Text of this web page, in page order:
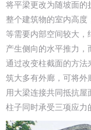
将平梁更改为随坡面的
整个建筑物的室内高度
等需要内部空间较大，
产生侧向的水平推力
通过改变柱截面的方法
筑大多有外廊，可将外
用大梁连接共同抵抗屋
柱子同时承受三项应力